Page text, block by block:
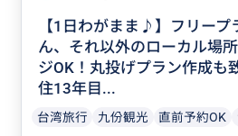
【1日わがまま♪】フリープ
ん、それ以外のローカル場
ジOK！丸投げプラン作成も
住13年目...
台湾旅行 九份観光 直前予約OK